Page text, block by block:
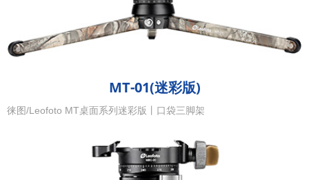
MT-01(迷彩版)
徕图/Leofoto MT桌面系列迷彩版丨口袋三脚架